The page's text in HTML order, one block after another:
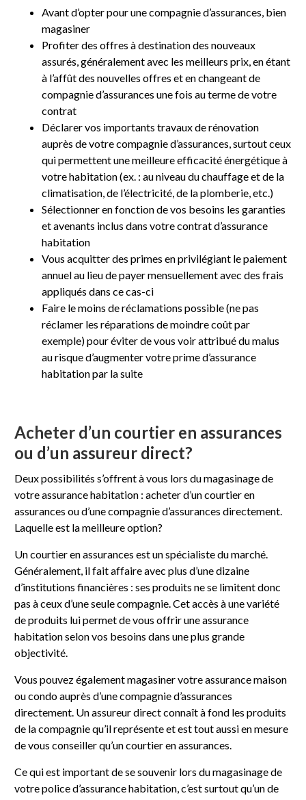
Avant d’opter pour une compagnie d’assurances, bien
magasiner
Profiter des offres à destination des nouveaux
assurés, généralement avec les meilleurs prix, en étant
à l’affût des nouvelles offres et en changeant de
compagnie d’assurances une fois au terme de votre
contrat
Déclarer vos importants travaux de rénovation
auprès de votre compagnie d’assurances, surtout ceux
qui permettent une meilleure efficacité énergétique à
votre habitation (ex. : au niveau du chauffage et de la
climatisation, de l’électricité, de la plomberie, etc.)
Sélectionner en fonction de vos besoins les garanties
et avenants inclus dans votre contrat d’assurance
habitation
Vous acquitter des primes en privilégiant le paiement
annuel au lieu de payer mensuellement avec des frais
appliqués dans ce cas-ci
Faire le moins de réclamations possible (ne pas
réclamer les réparations de moindre coût par
exemple) pour éviter de vous voir attribué du malus
au risque d’augmenter votre prime d’assurance
habitation par la suite
Acheter d’un courtier en assurances
ou d’un assureur direct?
Deux possibilités s’offrent à vous lors du magasinage de
votre assurance habitation : acheter d’un courtier en
assurances ou d’une compagnie d’assurances directement.
Laquelle est la meilleure option?
Un courtier en assurances est un spécialiste du marché.
Généralement, il fait affaire avec plus d’une dizaine
d’institutions financières : ses produits ne se limitent donc
pas à ceux d’une seule compagnie. Cet accès à une variété
de produits lui permet de vous offrir une assurance
habitation selon vos besoins dans une plus grande
objectivité.
Vous pouvez également magasiner votre assurance maison
ou condo auprès d’une compagnie d’assurances
directement. Un assureur direct connaît à fond les produits
de la compagnie qu’il représente et est tout aussi en mesure
de vous conseiller qu’un courtier en assurances.
Ce qui est important de se souvenir lors du magasinage de
votre police d’assurance habitation, c’est surtout qu’un de